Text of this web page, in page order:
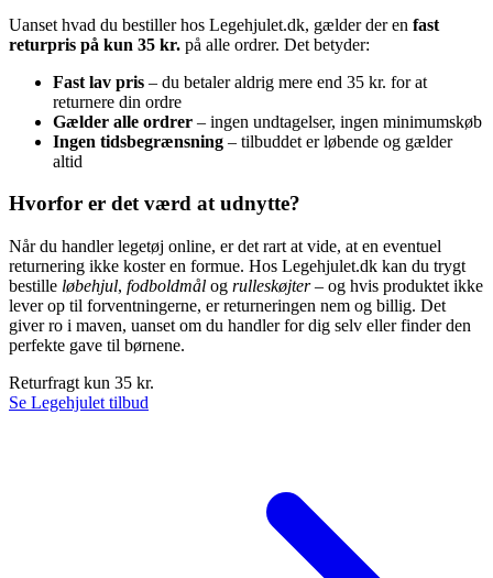
Uanset hvad du bestiller hos Legehjulet.dk, gælder der en fast
returpris på kun 35 kr. på alle ordrer. Det betyder:
Fast lav pris – du betaler aldrig mere end 35 kr. for at
returnere din ordre
Gælder alle ordrer – ingen undtagelser, ingen minimumskøb
Ingen tidsbegrænsning – tilbuddet er løbende og gælder
altid
Hvorfor er det værd at udnytte?
Når du handler legetøj online, er det rart at vide, at en eventuel
returnering ikke koster en formue. Hos Legehjulet.dk kan du trygt
bestille løbehjul, fodboldmål og rulleskøjter– og hvis produktet ikke
lever op til forventningerne, er returneringen nem og billig. Det
giver ro i maven, uanset om du handler for dig selv eller finder den
perfekte gave til børnene.
Returfragt kun 35 kr.
Se Legehjulet tilbud